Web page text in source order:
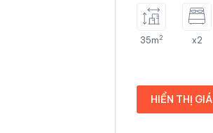
35m2 x2
HIỂN THỊ GIÁ